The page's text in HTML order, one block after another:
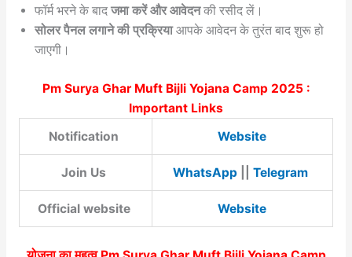
फॉर्म भरने के बाद जमा करें और आवेदनकी रसीद लें।
सोलर पैनल लगाने की प्रक्रियाआपके आवेदन के तुरंत बाद शुरू हो
जाएगी।
Pm Surya Ghar Muft Bijli Yojana Camp 2025 :
Important Links
Notification
Website
Join Us WhatsApp ||Telegram
Official website Website